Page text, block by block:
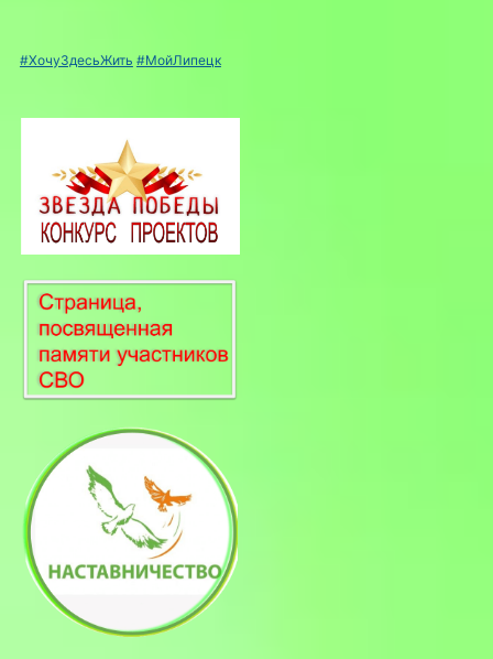
#ХочуЗдесьЖить #МойЛипецк